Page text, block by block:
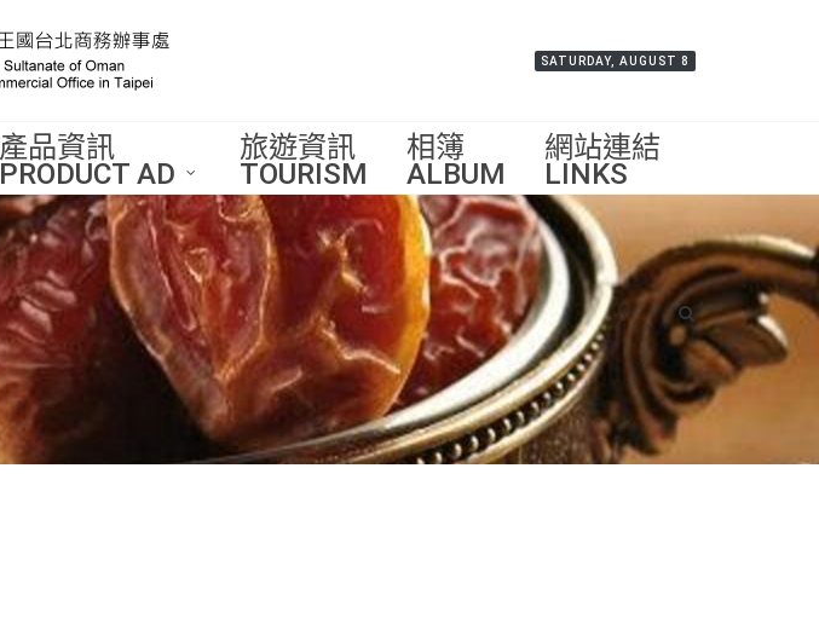
SATURDAY, AUGUST 8
產品資訊
PRODUCT AD
旅遊資訊
TOURISM
相簿
ALBUM
網站連結
LINKS